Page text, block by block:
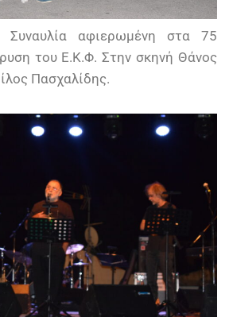
Συναυλία αφιερωμένη στα 75
του Ε.Κ.Φ. Στην σκηνή Θάνος
Πασχαλίδης.